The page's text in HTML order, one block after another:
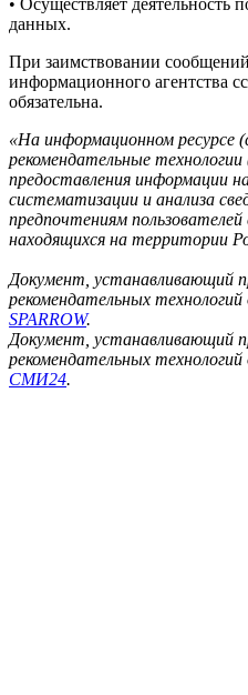
данных.
При заимствовании
информационного агентства
обязательна.
«На информационном ресурсе
рекомендательные
предоставления информации
систематизации и анализа
предпочтениям
находящихся на территории
Документ, устанавливающий
рекомендательных
SPARROW.
Документ, устанавливающий
рекомендательных
СМИ24.